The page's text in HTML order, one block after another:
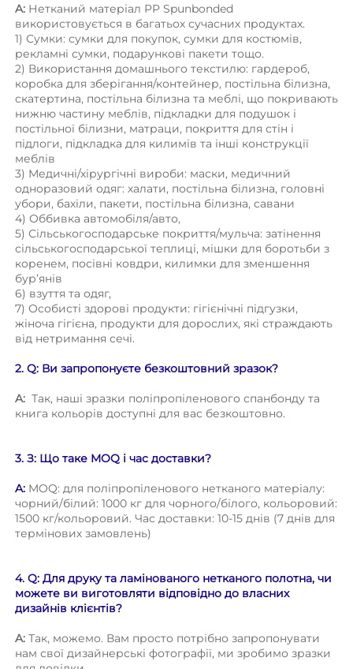
A: Нетканий матеріал PP Spunbonded
використовується в багатьох сучасних продуктах.
1) Сумки: сумки для покупок, сумки для костюмів,
рекламні сумки, подарункові пакети тощо.
2) Використання домашнього текстилю: гардероб,
коробка для зберігання/контейнер, постільна білизна,
скатертина, постільна білизна та меблі, що покривають
нижню частину меблів, підкладки для подушок і
постільної білизни, матраци, покриття для стін і
підлоги, підкладка для килимів та інші конструкції
меблів
3) Медичні/хірургічні вироби: маски, медичний
одноразовий одяг: халати, постільна білизна, головні
убори, бахіли, пакети, постільна білизна, савани
4) Оббивка автомобіля/авто,
5) Сільськогосподарське покриття/мульча: затінення
сільськогосподарської теплиці, мішки для боротьби з
коренем, посівні ковдри, килимки для зменшення
бур’янів
6) взуття та одяг,
7) Особисті здорові продукти: гігієнічні підгузки,
жіноча гігієна, продукти для дорослих, які страждають
від нетримання сечі.
2. Q: Ви запропонуєте безкоштовний зразок?
A: Так, наші зразки поліпропіленового спанбонду та
книга кольорів доступні для вас безкоштовно.
3. З: Що таке MOQ і час доставки?
A: MOQ: для поліпропіленового нетканого матеріалу:
чорний/білий: 1000 кг для чорного/білого, кольоровий:
1500 кг/кольоровий. Час доставки: 10-15 днів (7 днів для
термінових замовлень)
4. Q: Для друку та ламінованого нетканого полотна, чи
можете ви виготовляти відповідно до власних
дизайнів клієнтів?
A: Так, можемо. Вам просто потрібно запропонувати
нам свої дизайнерські фотографії, ми зробимо зразки